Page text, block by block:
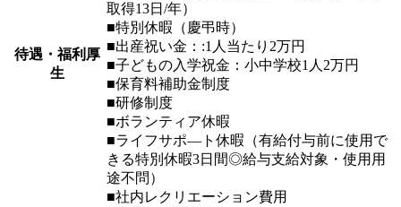
待遇・福利厚
生
取得13日/年）
■特別休暇（慶弔時）
■出産祝い金：:1人当たり2万円
■子どもの入学祝金：小中学校1人2万円
■保育料補助金制度
■研修制度
■ボランティア休暇
■ライフサポ―ト休暇（有給付与前に使用で
きる特別休暇3日間◎給与支給対象・使用用
途不問）
■社内レクリエーション費用